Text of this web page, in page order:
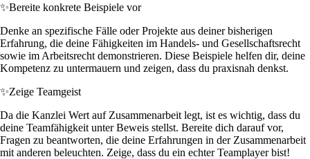
✨Bereite konkrete Beispiele vor
Denke an spezifische Fälle oder Projekte aus deiner bisherigen
Erfahrung, die deine Fähigkeiten im Handels- und Gesellschaftsrecht
sowie im Arbeitsrecht demonstrieren. Diese Beispiele helfen dir, deine
Kompetenz zu untermauern und zeigen, dass du praxisnah denkst.
✨Zeige Teamgeist
Da die Kanzlei Wert auf Zusammenarbeit legt, ist es wichtig, dass du
deine Teamfähigkeit unter Beweis stellst. Bereite dich darauf vor,
Fragen zu beantworten, die deine Erfahrungen in der Zusammenarbeit
mit anderen beleuchten. Zeige, dass du ein echter Teamplayer bist!